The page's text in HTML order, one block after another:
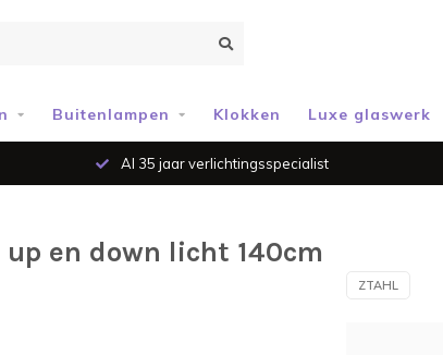
Buitenlampen Klokken Luxe glaswerk
Al 35 jaar verlichtingsspecialist
en down licht 140cm
ZTAHL